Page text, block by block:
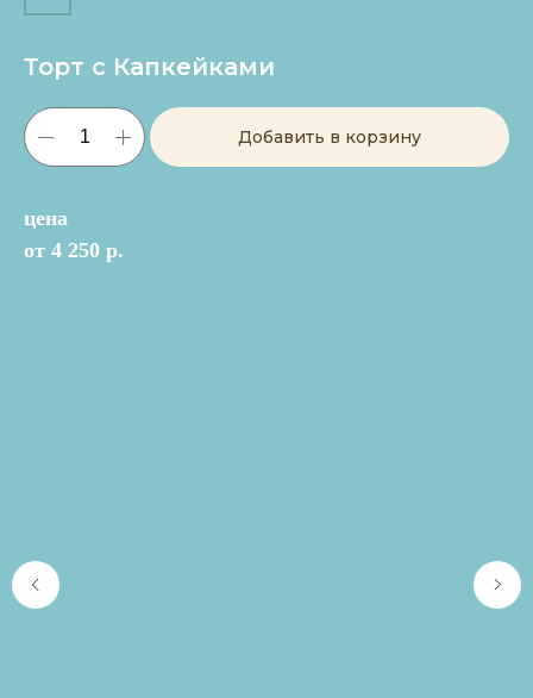
Торт с Капкейками
Добавить в корзину
цена
от 4 250 р.